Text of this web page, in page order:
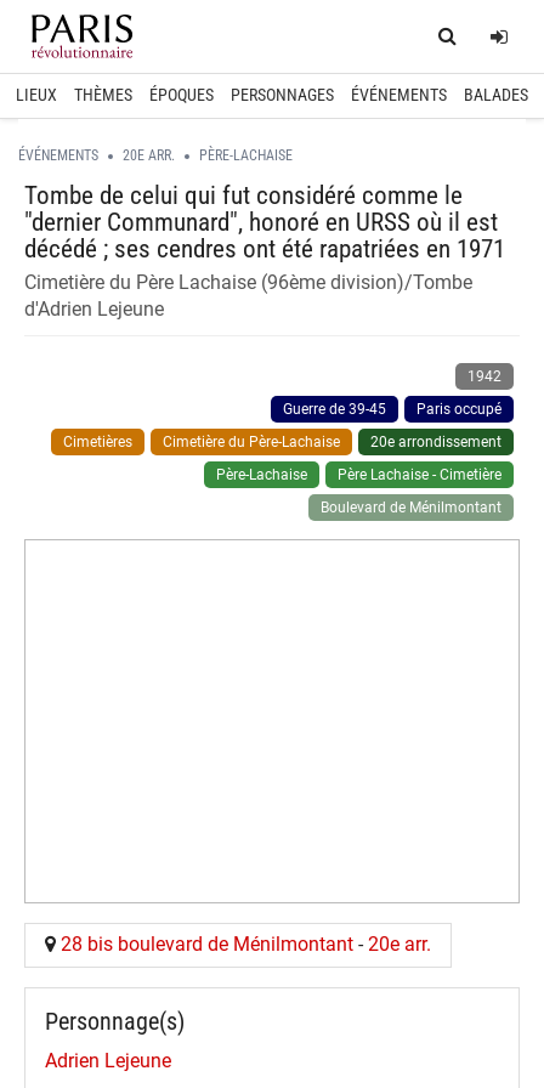
Home
LIEUX THÈMES ÉPOQUES PERSONNAGES ÉVÉNEMENTS BALADES
ÉVÉNEMENTS 20E ARR. PÈRE-LACHAISE
Tombe de celui qui fut considéré comme le
"dernier Communard", honoré en URSS où il est
décédé ; ses cendres ont été rapatriées en 1971
Cimetière du Père Lachaise (96ème division)/Tombe
d'Adrien Lejeune
1942
Guerre de 39-45
Paris occupé
Cimetières
Cimetière du Père-Lachaise
20e arrondissement
Père-Lachaise
Père Lachaise - Cimetière
Boulevard de Ménilmontant
28 bis boulevard de Ménilmontant -20e arr.
Personnage(s)
Adrien Lejeune